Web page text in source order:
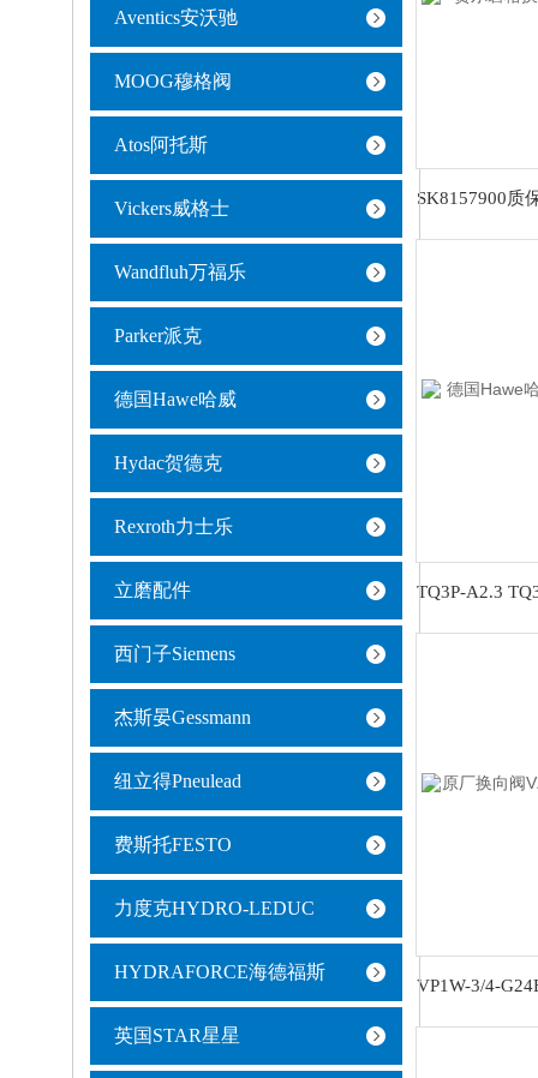
Aventics安沃驰
MOOG穆格阀
Atos阿托斯
Vickers威格士
Wandfluh万福乐
Parker派克
德国Hawe哈威
Hydac贺德克
Rexroth力士乐
立磨配件
西门子Siemens
杰斯晏Gessmann
纽立得Pneulead
费斯托FESTO
力度克HYDRO-LEDUC
HYDRAFORCE海德福斯
英国STAR星星